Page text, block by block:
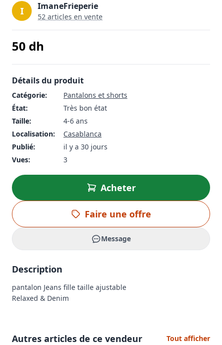
I ImaneFrieperie
52 articles en vente
50 dh
Détails du produit
Catégorie:
Pantalons et shorts
État:
Très bon état
Taille:
4-6 ans
Localisation:
Casablanca
Publié:
il y a 30 jours
Vues:
3
Acheter
Faire une offre
Message
Description
pantalon Jeans fille taille ajustable
Relaxed & Denim
Autres articles de ce vendeur Tout afficher